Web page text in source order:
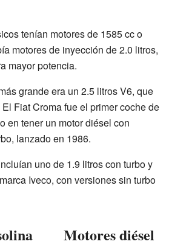
tenían motores de 1585 cc o
motores de inyección de 2.0 litros,
mayor potencia.
grande era un 2.5 litros V6, que
Fiat Croma fue el primer coche de
en tener un motor diésel con
lanzado en 1986.
uno de 1.9 litros con turbo y
Iveco, con versiones sin turbo
Motores diésel